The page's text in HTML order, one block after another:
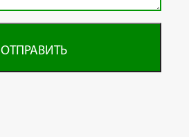
ОТПРАВИТЬ